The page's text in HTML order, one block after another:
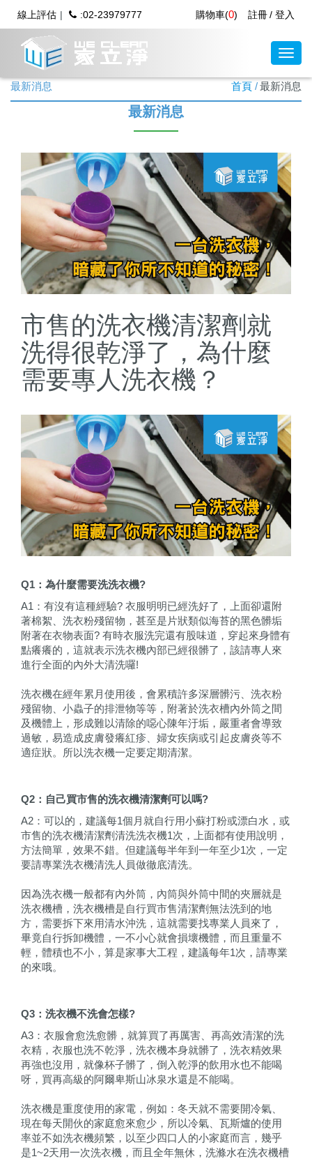
線上評估 :02-23979777 註冊 登入
購物車(0)
最新消息 首頁 最新消息
最新消息
市售的洗衣機清潔劑就
洗得很乾淨了，為什麼
需要專人洗衣機？
Q1：為什麼需要洗洗衣機?
A1：有沒有這種經驗? 衣服明明已經洗好了，上面卻還附
著棉絮、洗衣粉殘留物，甚至是片狀類似海苔的黑色髒垢
附著在衣物表面? 有時衣服洗完還有股味道，穿起來身體有
點癢癢的，這就表示洗衣機內部已經很髒了，該請專人來
進行全面的內外大清洗囉!
洗衣機在經年累月使用後，會累積許多深層髒污、洗衣粉
殘留物、小蟲子的排泄物等等，附著於洗衣槽內外筒之間
及機體上，形成難以清除的噁心陳年汙垢，嚴重者會導致
過敏，易造成皮膚發癢紅疹、婦女疾病或引起皮膚炎等不
適症狀。所以洗衣機一定要定期清潔。
Q2 ：自己買市售的洗衣機清潔劑可以嗎?
A2：可以的，建議每1個月就自行用小蘇打粉或漂白水，或
市售的洗衣機清潔劑清洗洗衣機1次，上面都有使用說明，
方法簡單，效果不錯。但建議每半年到一年至少1次，一定
要請專業洗衣機清洗人員做徹底清洗。
因為洗衣機一般都有內外筒，內筒與外筒中間的夾層就是
洗衣機槽，洗衣機槽是自行買市售清潔劑無法洗到的地
方，需要拆下來用清水沖洗，這就需要找專業人員來了，
畢竟自行拆卸機體，一不小心就會損壞機體，而且重量不
輕，體積也不小，算是家事大工程，建議每年1次，請專業
的來哦。
Q3 ：洗衣機不洗會怎樣?
A3：衣服會愈洗愈髒，就算買了再厲害、再高效清潔的洗
衣精，衣服也洗不乾淨，洗衣機本身就髒了，洗衣精效果
再強也沒用，就像杯子髒了，倒入乾淨的飲用水也不能喝
呀，買再高級的阿爾卑斯山冰泉水還是不能喝。
洗衣機是重度使用的家電，例如：冬天就不需要開冷氣、
現在每天開伙的家庭愈來愈少，所以冷氣、瓦斯爐的使用
率並不如洗衣機頻繁，以至少四口人的小家庭而言，幾乎
是1~2天用一次洗衣機，而且全年無休，洗滌水在洗衣機槽